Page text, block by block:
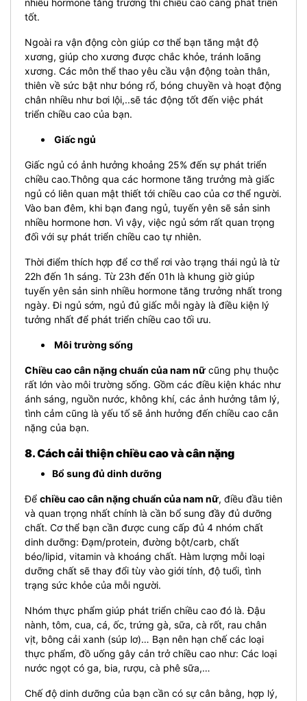
nhiều hormone tăng trưởng thì chiều cao càng phát triển
tốt.
Ngoài ra vận động còn giúp cơ thể bạn tăng mật độ
xương, giúp cho xương được chắc khỏe, tránh loãng
xương. Các môn thể thao yêu cầu vận động toàn thân,
thiên về sức bật như bóng rổ, bóng chuyền và hoạt động
chân nhiều như bơi lội,..sẽ tác động tốt đến việc phát
triển chiều cao của bạn.
Giấc ngủ
Giấc ngủ có ảnh hưởng khoảng 25% đến sự phát triển
chiều cao.Thông qua các hormone tăng trưởng mà giấc
ngủ có liên quan mật thiết tới chiều cao của cơ thể người.
Vào ban đêm, khi bạn đang ngủ, tuyến yên sẽ sản sinh
nhiều hormone hơn. Vì vậy, việc ngủ sớm rất quan trọng
đối với sự phát triển chiều cao tự nhiên.
Thời điểm thích hợp để cơ thể rơi vào trạng thái ngủ là từ
22h đến 1h sáng. Từ 23h đến 01h là khung giờ giúp
tuyến yên sản sinh nhiều hormone tăng trưởng nhất trong
ngày. Đi ngủ sớm, ngủ đủ giấc mỗi ngày là điều kiện lý
tưởng nhất để phát triển chiều cao tối ưu.
Môi trường sống
Chiều cao cân nặng chuẩn của nam nữ cũng phụ thuộc
rất lớn vào môi trường sống. Gồm các điều kiện khác như
ánh sáng, nguồn nước, không khí, các ảnh hưởng tâm lý,
tình cảm cũng là yếu tố sẽ ảnh hưởng đến chiều cao cân
nặng của bạn.
8. Cách cải thiện chiều cao và cân nặng
Bổ sung đủ dinh dưỡng
Để chiều cao cân nặng chuẩn của nam nữ, điều đầu tiên
và quan trọng nhất chính là cần bổ sung đầy đủ dưỡng
chất. Cơ thể bạn cần được cung cấp đủ 4 nhóm chất
dinh dưỡng: Đạm/protein, đường bột/carb, chất
béo/lipid, vitamin và khoáng chất. Hàm lượng mỗi loại
dưỡng chất sẽ thay đổi tùy vào giới tính, độ tuổi, tình
trạng sức khỏe của mỗi người.
Nhóm thực phẩm giúp phát triển chiều cao đó là. Đậu
nành, tôm, cua, cá, ốc, trứng gà, sữa, cà rốt, rau chân
vịt, bông cải xanh (súp lơ)… Bạn nên hạn chế các loại
thực phẩm, đồ uống gây cản trở chiều cao như: Các loại
nước ngọt có ga, bia, rượu, cà phê sữa,…
Chế độ dinh dưỡng của bạn cần có sự cân bằng, hợp lý,